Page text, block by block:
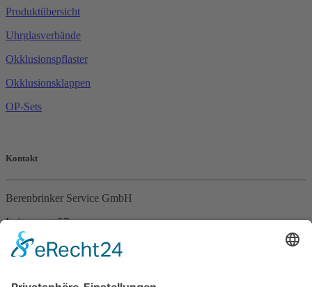
Produktübersicht
Uhrglasverbände
Okklusionspflaster
Okklusionsklappen
OP-Sets
Kontakt
Berenbrinker Service GmbH
Leinenweg 57
33415 Verl